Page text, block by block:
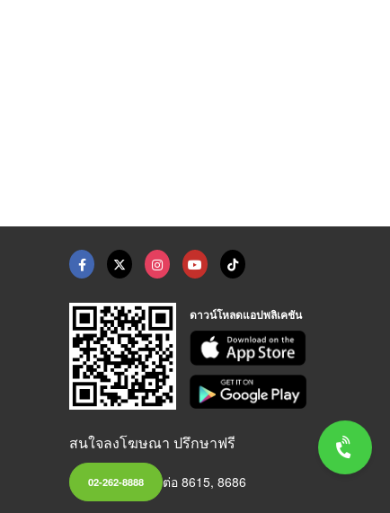
ดาวน์โหลดแอปพลิเคชัน
สนใจลงโฆษณา ปรึกษาฟรี
02-262-8888 ต่อ 8615, 8686